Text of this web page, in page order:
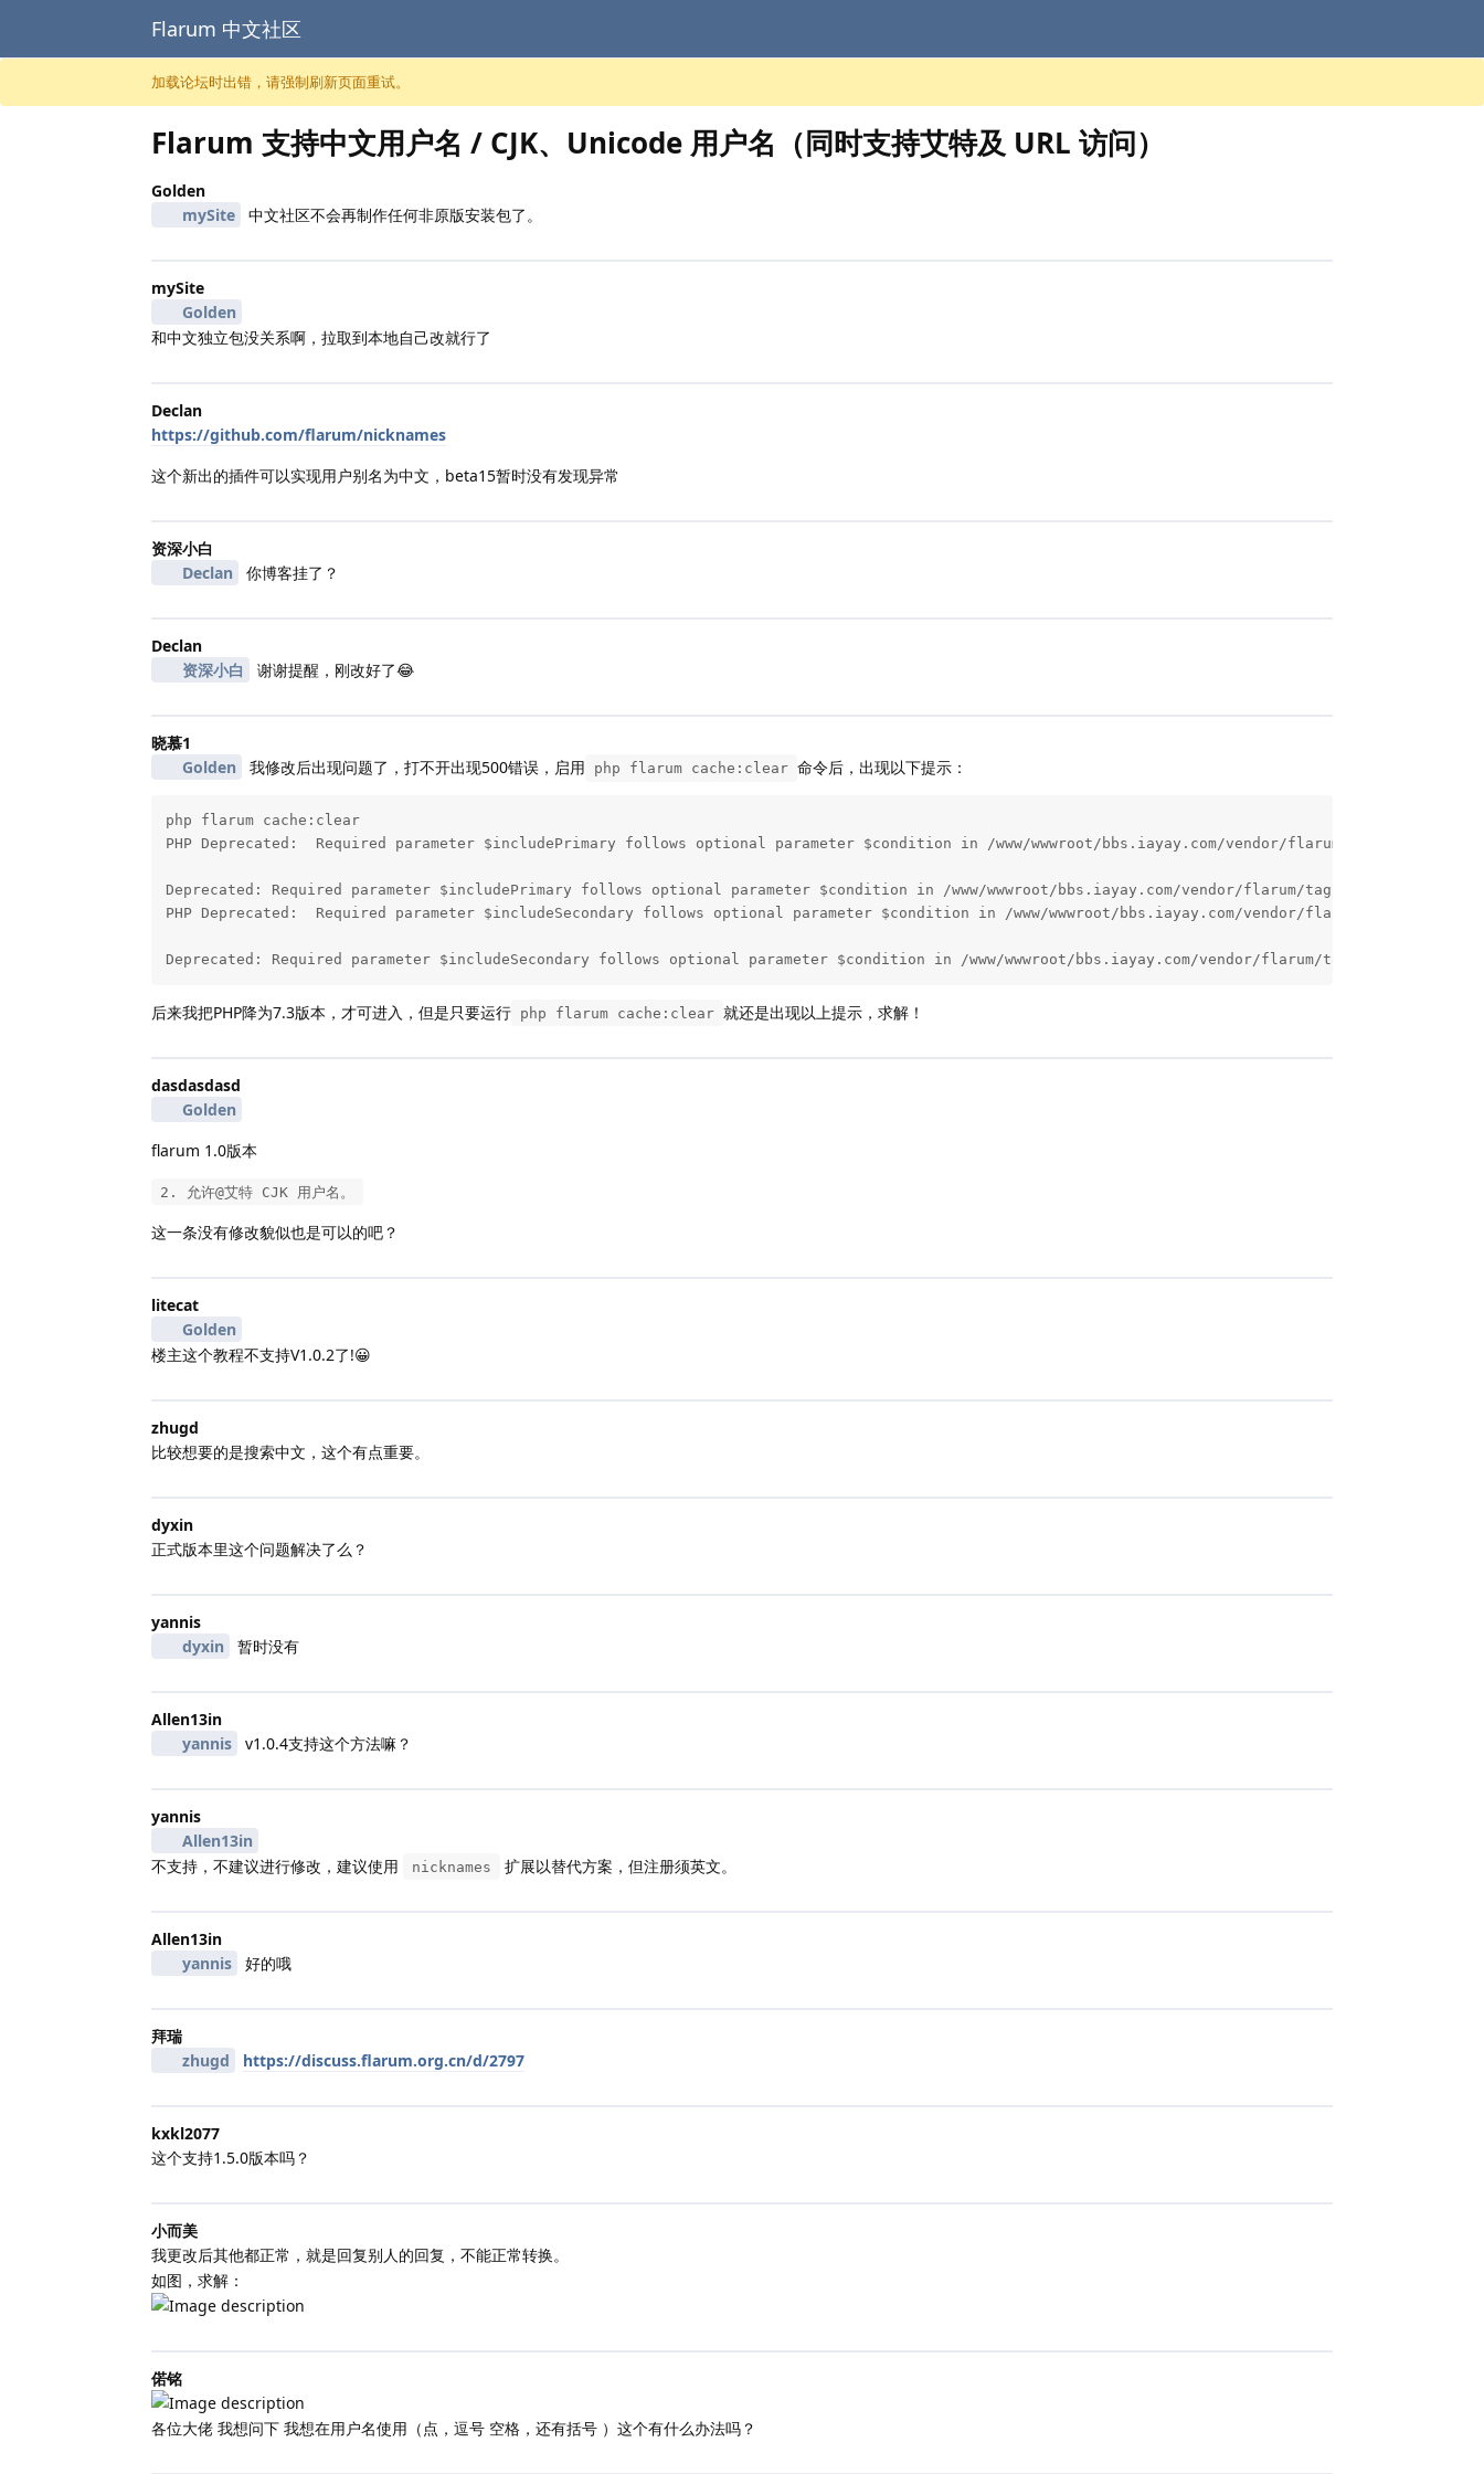
跳至内容
Flarum 中文社区
加载论坛时出错，请强制刷新页面重试。
Flarum 支持中文用户名 / CJK、Unicode 用户名（同时支持艾特及 URL 访问）
Golden
mySite
中文社区不会再制作任何非原版安装包了。
mySite
Golden
和中文独立包没关系啊，拉取到本地自己改就行了
Declan
https://github.com/flarum/nicknames
这个新出的插件可以实现用户别名为中文，beta15暂时没有发现异常
资深小白
Declan
你博客挂了？
Declan
资深小白
谢谢提醒，刚改好了😂
晓慕1
Golden
我修改后出现问题了，打不开出现500错误，启用 php flarum cache:clear 命令后，出现以下提示：
php flarum cache:clear
PHP Deprecated:  Required parameter $includePrimary follows optional parameter $condition in /www/wwwroot/bbs.iayay.com/vendor/flarum/tags/src/
Deprecated: Required parameter $includePrimary follows optional parameter $condition in /www/wwwroot/bbs.iayay.com/vendor/flarum/tags/src/Tag.php
PHP Deprecated:  Required parameter $includeSecondary follows optional parameter $condition in /www/wwwroot/bbs.iayay.com/vendor/flarum/tags/src/
Deprecated: Required parameter $includeSecondary follows optional parameter $condition in /www/wwwroot/bbs.iayay.com/vendor/flarum/tags/src/Tag.php
后来我把PHP降为7.3版本，才可进入，但是只要运行 php flarum cache:clear 就还是出现以上提示，求解！
dasdasdasd
Golden
flarum 1.0版本
2. 允许@艾特 CJK 用户名。
这一条没有修改貌似也是可以的吧？
litecat
Golden
楼主这个教程不支持V1.0.2了!😀
zhugd
比较想要的是搜索中文，这个有点重要。
dyxin
正式版本里这个问题解决了么？
yannis
dyxin
暂时没有
Allen13in
yannis
v1.0.4支持这个方法嘛？
yannis
Allen13in
不支持，不建议进行修改，建议使用
nicknames 扩展以替代方案，但注册须英文。
Allen13in
yannis
好的哦
拜瑞
zhugd
https://discuss.flarum.org.cn/d/2797
kxkl2077
这个支持1.5.0版本吗？
小而美
我更改后其他都正常，就是回复别人的回复，不能正常转换。
如图，求解：
偌铭
各位大佬 我想问下 我想在用户名使用（点，逗号 空格，还有括号 ）这个有什么办法吗？